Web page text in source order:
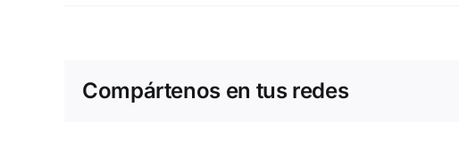
Compártenos en tus redes